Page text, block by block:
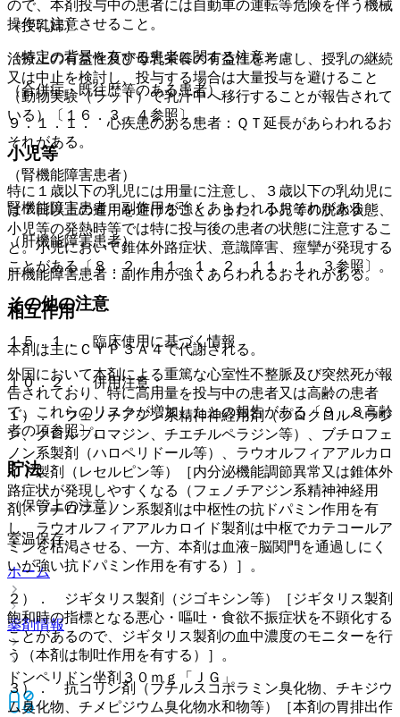
（授乳婦）
治療上の有益性及び母乳栄養の有益性を考慮し、授乳の継続
又は中止を検討し、投与する場合は大量投与を避けること
（動物実験（ラット）で乳汁中へ移行することが報告されて
いる）〔１６．３．４参照〕。
小児等
特に１歳以下の乳児には用量に注意し、３歳以下の乳幼児に
は７日以上の連用を避けること。また、小児等の脱水状態、
小児等の発熱時等では特に投与後の患者の状態に注意するこ
と。小児において錐体外路症状、意識障害、痙攣が発現する
ことがある〔８．２、１１．１．２、１１．１．３参照〕。
その他の注意
１５．１． 臨床使用に基づく情報
外国において本剤による重篤な心室性不整脈及び突然死が報
告されており、特に高用量を投与中の患者又は高齢の患者
で、これらのリスクが増加したとの報告がある〔９．８高齢
者の項参照〕。
貯法
（保管上の注意）
室温保存。
ホーム
薬剤情報
ドンペリドン坐剤３０ｍｇ「ＪＧ」
ので、本剤投与中の患者には自動車の運転等危険を伴う機械
操作に注意させること。
（特定の背景を有する患者に関する注意）
（合併症・既往歴等のある患者）
９．１．１． 心疾患のある患者：ＱＴ延長があらわれるお
それがある。
（腎機能障害患者）
腎機能障害患者：副作用が強くあらわれるおそれがある。
（肝機能障害患者）
肝機能障害患者：副作用が強くあらわれるおそれがある。
相互作用
本剤は主にＣＹＰ３Ａ４で代謝される。
１０．２． 併用注意：
１）． フェノチアジン系精神神経用剤（プロクロルペラジ
ン、クロルプロマジン、チエチルペラジン等）、ブチロフェ
ノン系製剤（ハロペリドール等）、ラウオルフィアアルカロ
イド製剤（レセルピン等）［内分泌機能調節異常又は錐体外
路症状が発現しやすくなる（フェノチアジン系精神神経用
剤、ブチロフェノン系製剤は中枢性の抗ドパミン作用を有
し、ラウオルフィアアルカロイド製剤は中枢でカテコールア
ミンを枯渇させる、一方、本剤は血液−脳関門を通過しにく
いが強い抗ドパミン作用を有する）］。
２）． ジギタリス製剤（ジゴキシン等）［ジギタリス製剤
飽和時の指標となる悪心・嘔吐・食欲不振症状を不顕化する
ことがあるので、ジギタリス製剤の血中濃度のモニターを行
う（本剤は制吐作用を有する）］。
３）． 抗コリン剤（ブチルスコポラミン臭化物、チキジウ
ム臭化物、チメピジウム臭化物水和物等）［本剤の胃排出作